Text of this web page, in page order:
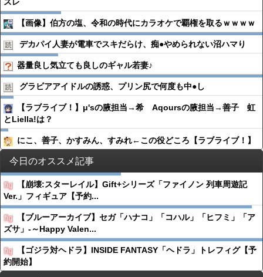
【画像】伯方の塩、令和の時代にカラオケで覇権を取るｗｗｗｗ
デカパイ人妻が電車でスキだらけ、痴●︎やめられない沼ハマり
器量良し気立ても良しのギャル若妻♪
グラビアアイドルの誘惑、プリン尻で何度も中●︎し
【ラブライブ！】μ'sの腋担当→希 Aqoursの腋担当→善子 虹
とLiella!は？
にこ、善子、かすみん、すみれ←この役どころ【ラブライブ！】
今日のオススメ記事
【崩壊:スターレイル】Gift+シリーズ「ファイノン 列車周遊記
Ver.」フィギュア【予約...
【ブルーアーカイブ】セガ「ハナコ」「コハル」「ヒフミ」「ア
ズサ」‐～Happy Valen...
【ゴジラ対ヘドラ】INSIDE FANTASY「ヘドラ」トレフィグ【予
約開始】